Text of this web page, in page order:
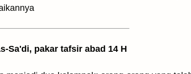
Sa'di, pakar tafsir abad 14 H